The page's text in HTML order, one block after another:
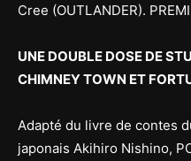
Cree (OUTLANDER).
UNE DOUBLE DOSE DE
CHIMNEY TOWN ET
Adapté du livre de contes
japonais Akihiro Nishino,